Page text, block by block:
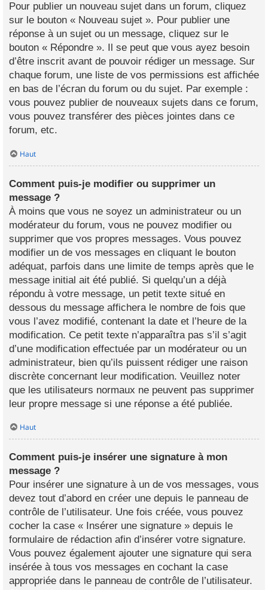
Pour publier un nouveau sujet dans un forum, cliquez
sur le bouton « Nouveau sujet ». Pour publier une
réponse à un sujet ou un message, cliquez sur le
bouton « Répondre ». Il se peut que vous ayez besoin
d’être inscrit avant de pouvoir rédiger un message. Sur
chaque forum, une liste de vos permissions est affichée
en bas de l’écran du forum ou du sujet. Par exemple :
vous pouvez publier de nouveaux sujets dans ce forum,
vous pouvez transférer des pièces jointes dans ce
forum, etc.
Haut
Comment puis-je modifier ou supprimer un
message ?
À moins que vous ne soyez un administrateur ou un
modérateur du forum, vous ne pouvez modifier ou
supprimer que vos propres messages. Vous pouvez
modifier un de vos messages en cliquant le bouton
adéquat, parfois dans une limite de temps après que le
message initial ait été publié. Si quelqu’un a déjà
répondu à votre message, un petit texte situé en
dessous du message affichera le nombre de fois que
vous l’avez modifié, contenant la date et l’heure de la
modification. Ce petit texte n’apparaîtra pas s’il s’agit
d’une modification effectuée par un modérateur ou un
administrateur, bien qu’ils puissent rédiger une raison
discrète concernant leur modification. Veuillez noter
que les utilisateurs normaux ne peuvent pas supprimer
leur propre message si une réponse a été publiée.
Haut
Comment puis-je insérer une signature à mon
message ?
Pour insérer une signature à un de vos messages, vous
devez tout d’abord en créer une depuis le panneau de
contrôle de l’utilisateur. Une fois créée, vous pouvez
cocher la case « Insérer une signature » depuis le
formulaire de rédaction afin d’insérer votre signature.
Vous pouvez également ajouter une signature qui sera
insérée à tous vos messages en cochant la case
appropriée dans le panneau de contrôle de l’utilisateur.